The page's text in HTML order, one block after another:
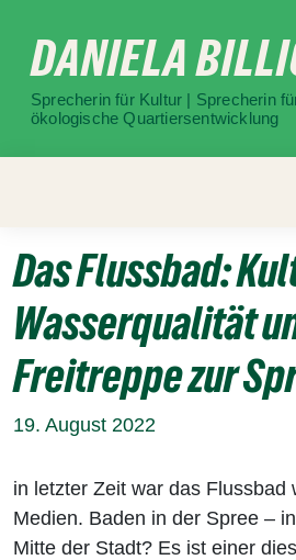
zum
InhaltDANIELA
Sprecherin für Kultur | Sprecherin
ökologische Quartiersentwicklung
Das Flussbad:
Wasserqualität
Freitreppe zur
19. August 2022
in letzter Zeit war das Flussbad
Medien. Baden in der Spree –
Mitte der Stadt? Es ist einer